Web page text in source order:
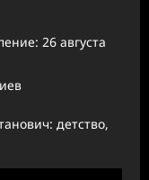
26 августа